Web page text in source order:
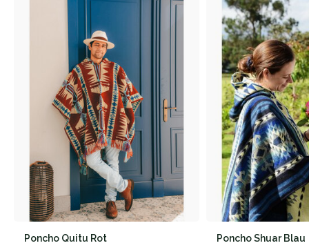
Poncho Quitu Rot Poncho Shuar Blau